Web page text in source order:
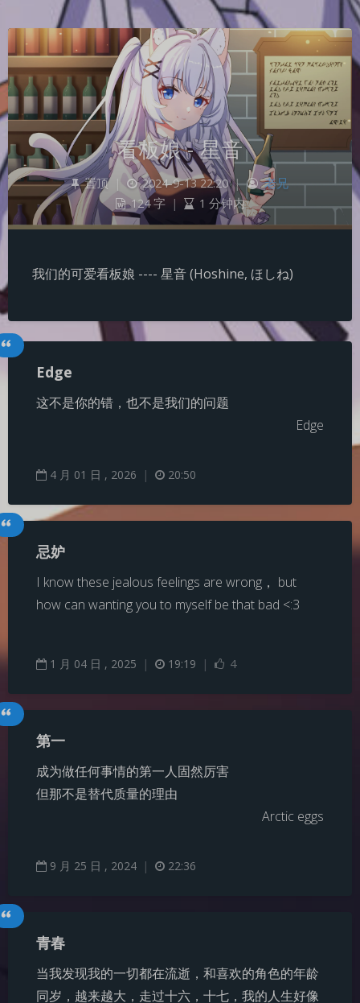
看板娘 - 星音
置顶 2024-9-13 22:20 |
老兄
124 字
| 1 分钟内
我们的可爱看板娘 ---- 星音 (Hoshine, ほしね)
Edge
这不是你的错，也不是我们的问题
Edge
4 月 01 日 , 2026 | 20:50
忌妒
I know these jealous feelings are wrong， but
how can wanting you to myself be that bad <:3
1 月 04 日 , 2025 | 19:19 | 4
第一
成为做任何事情的第一人固然厉害
但那不是替代质量的理由
Arctic eggs
9 月 25 日 , 2024 | 22:36
青春
当我发现我的一切都在流逝，和喜欢的角色的年龄
同岁，越来越大，走过十六，十七，我的人生好像